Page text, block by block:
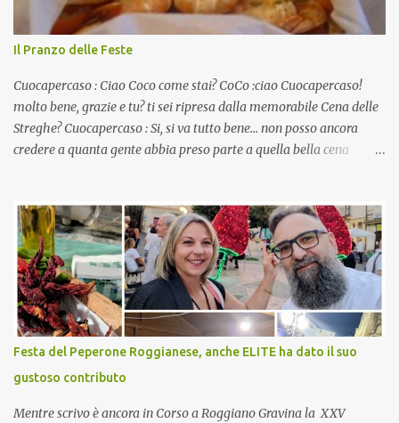
Il Pranzo delle Feste
Cuocapercaso : Ciao Coco come stai? CoCo :ciao Cuocapercaso!
molto bene, grazie e tu? ti sei ripresa dalla memorabile Cena delle
Streghe? Cuocapercaso : Si, si va tutto bene… non posso ancora
credere a quanta gente abbia preso parte a quella bella cena
pranzo, racconta un po'! Perchè io avrò ospiti e cerco degli spunti...
Cuocapercaso : A dire il vero domenica prossima non preparo
nulla perché vado al Pranzo Aziendale di fine anno organizzato dai
mie capi! CoCo : Pranzo aziendale? Una bella idea! Cuocapercaso :
si, è un modo per riunirsi tutti a fine anno e tirare le somme…
naturalmente mangiando tutti insieme, con grande convivialità!
CoCo : è naturale il cibo, come sappiamo bene, funziona spesso da
collante e anche nel lavoro riesce a creare spesso l’ambiente
favorevole per molte belle opportunità, non trovi? Cuocapercaso :
Si, concordo! …addirittura si dice...
Festa del Peperone Roggianese, anche ELITE ha dato il suo
gustoso contributo
Mentre scrivo è ancora in Corso a Roggiano Gravina la XXV